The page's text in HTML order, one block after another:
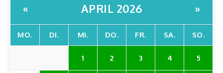
« APRIL 2026 »
MO. DI. MI. DO. FR. SA. SO.
1 2 3 4 5